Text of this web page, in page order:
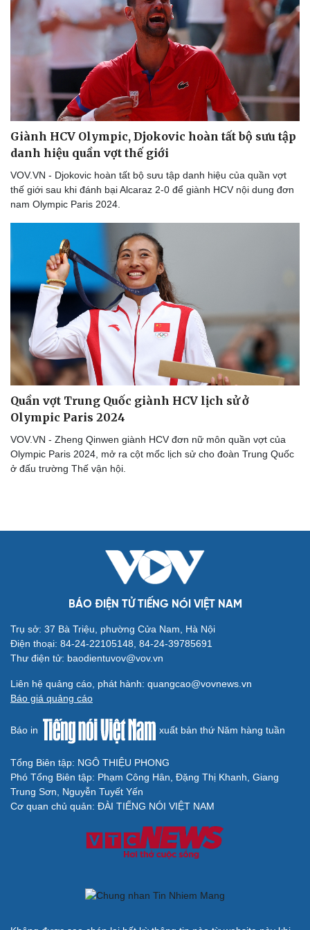
Săn Tour
check-in
Cửa sổ tình yêu
Kể chuyện cho bé
Hạt giống tâm hồn
Cải chính
Giành HCV Olympic, Djokovic hoàn tất bộ sưu tập
danh hiệu quần vợt thế giới
VOV.VN - Djokovic hoàn tất bộ sưu tập danh hiệu của quần vợt
thế giới sau khi đánh bại Alcaraz 2-0 để giành HCV nội dung đơn
nam Olympic Paris 2024.
Quần vợt Trung Quốc giành HCV lịch sử ở
Olympic Paris 2024
VOV.VN - Zheng Qinwen giành HCV đơn nữ môn quần vợt của
Olympic Paris 2024, mở ra cột mốc lịch sử cho đoàn Trung Quốc
ở đấu trường Thế vận hội.
BÁO ĐIỆN TỬ TIẾNG NÓI VIỆT NAM
Trụ sở: 37 Bà Triệu, phường Cửa Nam, Hà Nội
Điện thoại: 84-24-22105148, 84-24-39785691
Thư điện tử: baodientuvov@vov.vn
Liên hệ quảng cáo, phát hành: quangcao@vovnews.vn
Báo giá quảng cáo
Báo in xuất bản thứ Năm hàng tuần
Tổng Biên tập: NGÔ THIỆU PHONG
Phó Tổng Biên tập: Phạm Công Hân, Đặng Thị Khanh, Giang
Trung Sơn, Nguyễn Tuyết Yến
Cơ quan chủ quản: ĐÀI TIẾNG NÓI VIỆT NAM